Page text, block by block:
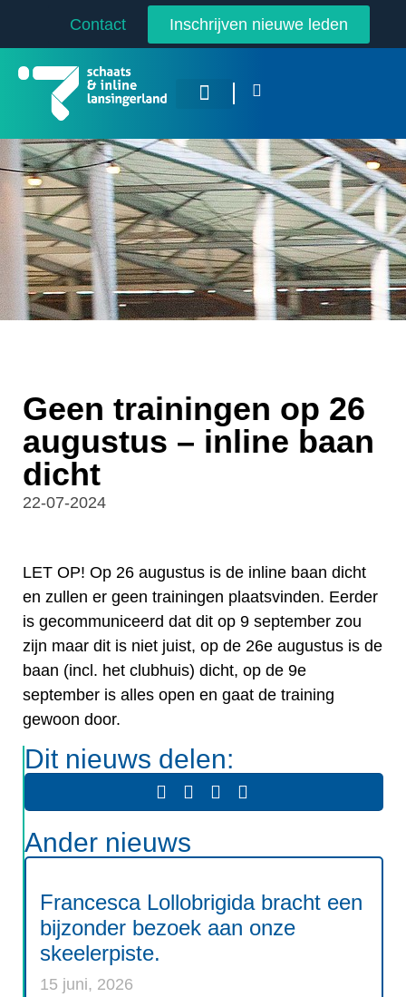
Inschrijven nieuwe leden
Contact
Geen trainingen op 26
augustus – inline baan
dicht
22-07-2024
LET OP! Op 26 augustus is de inline baan dicht
en zullen er geen trainingen plaatsvinden. Eerder
is gecommuniceerd dat dit op 9 september zou
zijn maar dit is niet juist, op de 26e augustus is de
baan (incl. het clubhuis) dicht, op de 9e
september is alles open en gaat de training
gewoon door.
Dit nieuws delen:
Ander nieuws
Francesca Lollobrigida bracht een
bijzonder bezoek aan onze
skeelerpiste.
15 juni, 2026